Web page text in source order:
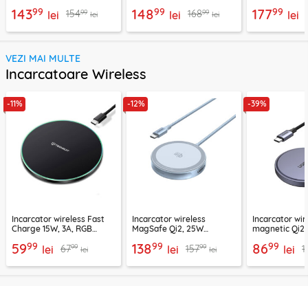
14399 lei 15499 lei 14899 lei 16899 lei 17799 lei
VEZI MAI MULTE
Incarcatoare Wireless
-11%
Incarcator wireless Fast
Charge 15W, 3A, RGB
CHWR031
5999 lei 6799 lei
-12%
Incarcator wireless
MagSafe Qi2, 25W
13899 lei 15799 lei
-39%
Incarcator
magnetic Qi2
8699 lei